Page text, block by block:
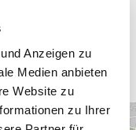
Anzeigen zu
Medien anbieten
Website zu
zu Ihrer
in Berlin